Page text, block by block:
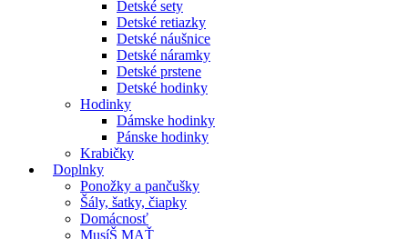
Detské sety
Detské retiazky
Detské náušnice
Detské náramky
Detské prstene
Detské hodinky
Hodinky
Dámske hodinky
Pánske hodinky
Krabičky
Doplnky
Ponožky a pančušky
Šály, šatky, čiapky
Domácnosť
MusíŠ MAŤ